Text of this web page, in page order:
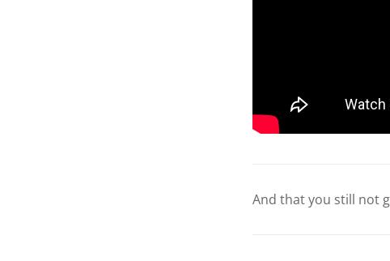
And that you still not